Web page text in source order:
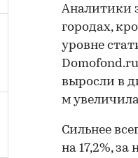
Аналитики
городах,
уровне
выросли в
м
Сильнее
на 17,2%,